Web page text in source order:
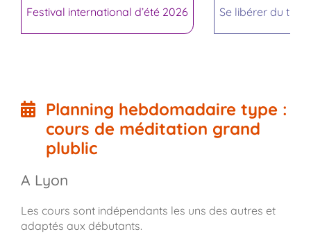
Festival international d’été 2026 Se libérer du
Planning hebdomadaire type :
cours de méditation grand
plublic
A Lyon
Les cours sont indépendants les uns des autres et
adaptés aux débutants.